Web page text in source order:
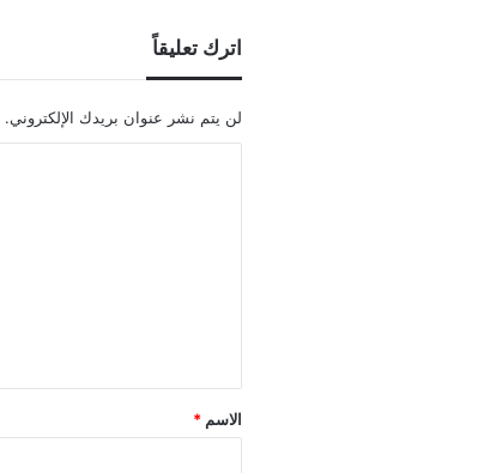
اترك تعليقاً
لن يتم نشر عنوان بريدك الإلكتروني.
*
الاسم *